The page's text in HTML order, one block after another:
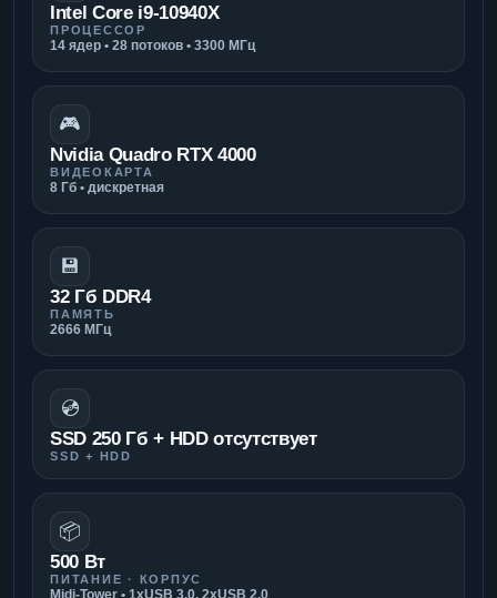
Intel Core i9-10940X
ПРОЦЕССОР
14 ядер • 28 потоков • 3300 МГц
🎮
Nvidia Quadro RTX 4000
ВИДЕОКАРТА
8 Гб • дискретная
💾
32 Гб DDR4
ПАМЯТЬ
2666 МГц
💿
SSD 250 Гб + HDD отсутствует
SSD + HDD
📦
500 Вт
ПИТАНИЕ · КОРПУС
Midi-Tower • 1xUSB 3.0, 2xUSB 2.0